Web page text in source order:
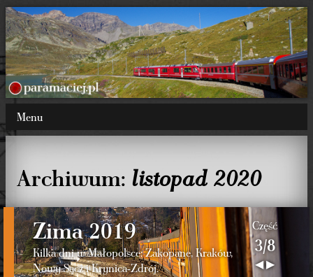
Menu
Archiwum: listopad 2020
Zima 2019
Kilka dni w Małopolsce: Zakopane, Kraków,
Nowy Sącz i Krynica-Zdrój.
Część
3/8
◀▶